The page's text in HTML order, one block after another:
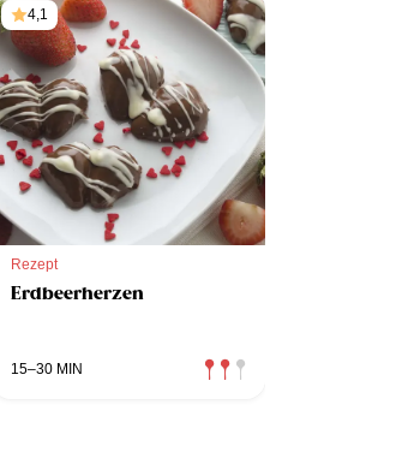
4,1
Rezept
Erdbeerherzen
15–30 MIN